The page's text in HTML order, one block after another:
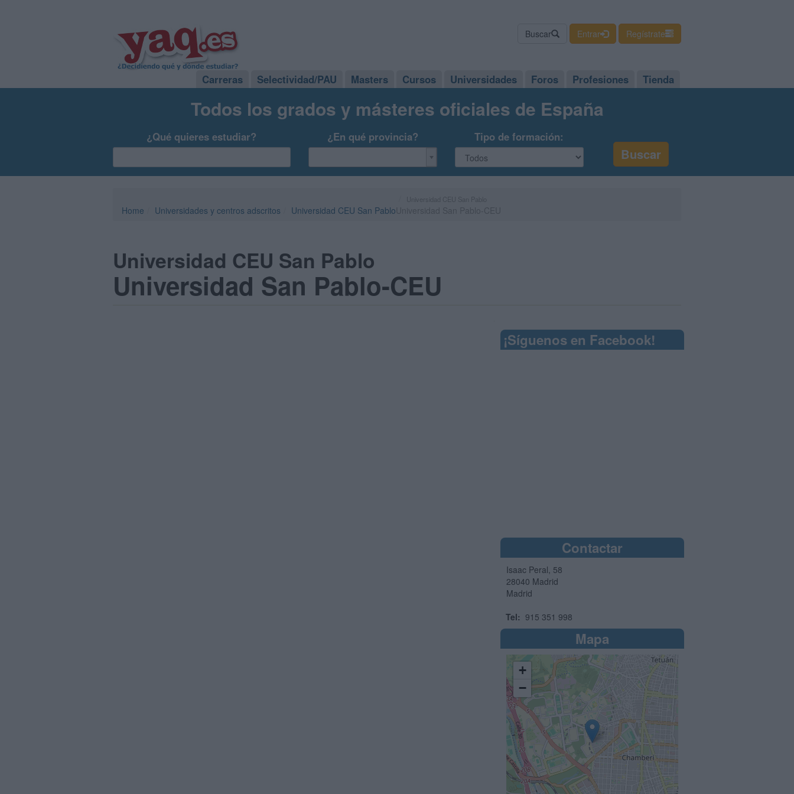
Buscar Entrar Regístrate
Carreras Selectividad/PAU Masters Cursos Universidades Foros Profesiones Tienda
Todos los grados y másteres oficiales de España
¿Qué quieres estudiar? ¿En qué provincia? Tipo de formación:
Home Universidades y centros adscritos Universidad CEU San Pablo
Universidad CEU San Pablo
Universidad San Pablo-CEU
¡Síguenos en Facebook!
Contactar
Isaac Peral, 58
28040 Madrid
Madrid
Tel: 915 351 998
Mapa
+
−